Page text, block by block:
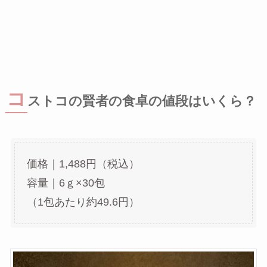
コ ストコの賢者の食卓の値段はいくら？
価格｜1,488円（税込）
容量｜6ｇ×30包
（1包あたり約49.6円）